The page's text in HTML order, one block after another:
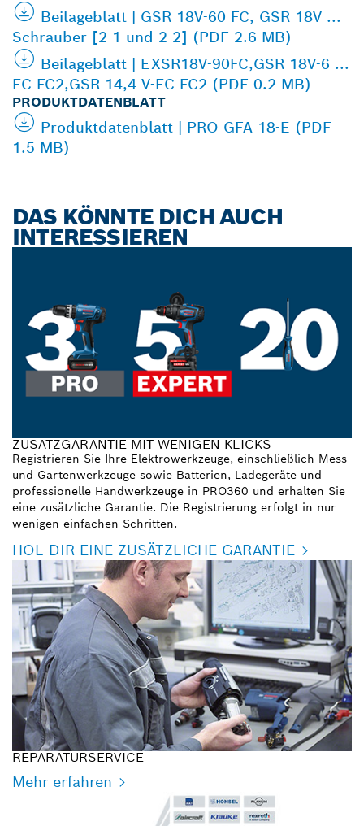
Beilageblatt | GSR 18V-60 FC, GSR 18V ...
Schrauber [2-1 und 2-2] (PDF 2.6 MB)
Beilageblatt | EXSR18V-90FC,GSR 18V-6 ...
EC FC2,GSR 14,4 V-EC FC2 (PDF 0.2 MB)
PRODUKTDATENBLATT
Produktdatenblatt | PRO GFA 18-E (PDF
1.5 MB)
DAS KÖNNTE DICH AUCH
INTERESSIEREN
ZUSATZGARANTIE MIT WENIGEN KLICKS
Registrieren Sie Ihre Elektrowerkzeuge, einschließlich Mess-
und Gartenwerkzeuge sowie Batterien, Ladegeräte und
professionelle Handwerkzeuge in PRO360 und erhalten Sie
eine zusätzliche Garantie. Die Registrierung erfolgt in nur
wenigen einfachen Schritten.
HOL DIR EINE ZUSÄTZLICHE GARANTIE
REPARATURSERVICE
Mehr erfahren